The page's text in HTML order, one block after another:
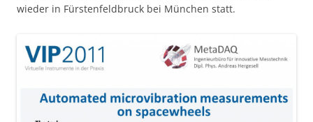
wieder in Fürstenfeldbruck bei München statt.